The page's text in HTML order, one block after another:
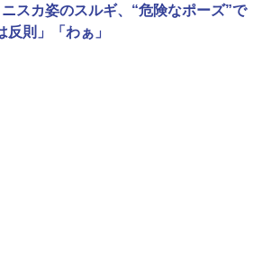
スカ姿のスルギ、“危険なポーズ”で
則」「わぁ」